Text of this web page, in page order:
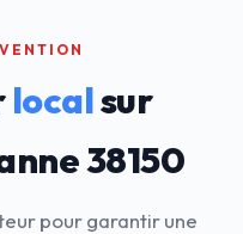
localsur
38150
pour garantir une